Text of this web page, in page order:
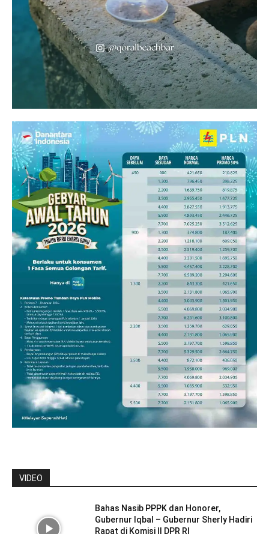
VIDEO
Bahas Nasib PPPK dan Honorer,
Gubernur Iqbal – Gubernur Sherly Hadiri
Rapat di Komisi II DPR RI